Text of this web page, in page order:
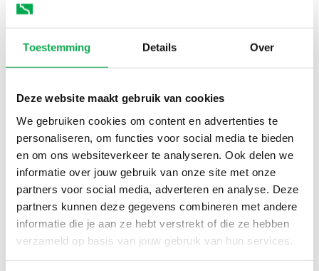
Toestemming Details Over
Deze website maakt gebruik van cookies
We gebruiken cookies om content en advertenties te
personaliseren, om functies voor social media te bieden
en om ons websiteverkeer te analyseren. Ook delen we
informatie over jouw gebruik van onze site met onze
partners voor social media, adverteren en analyse. Deze
partners kunnen deze gegevens combineren met andere
informatie die je aan ze hebt verstrekt of die ze hebben
verzameld op basis van jouw gebruik van hun services.
Friday from 08:00 to 15:00